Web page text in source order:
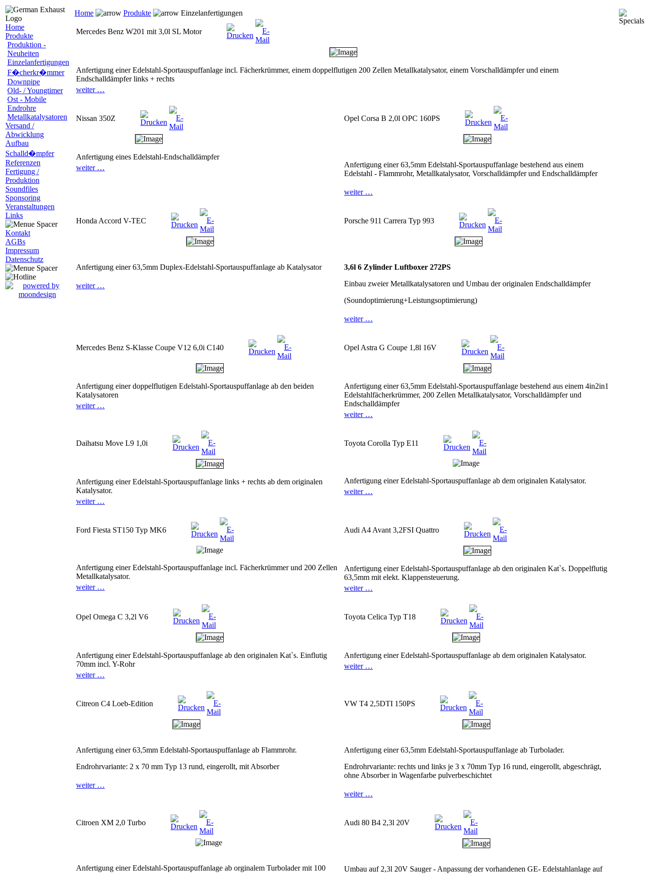
Home
Produkte
Produktion -
Neuheiten
Einzelanfertigungen
F�cherkr�mmer
Downpipe
Old- / Youngtimer
Ost - Mobile
Endrohre
Metallkatalysatoren
Versand /
Abwicklung
Aufbau
Schalld�mpfer
Referenzen
Fertigung /
Produktion
Soundfiles
Sponsoring
Veranstaltungen
Links
Kontakt
AGBs
Impressum
Datenschutz
Home Produkte Einzelanfertigungen
Mercedes Benz W201 mit 3,0l SL Motor
Anfertigung einer Edelstahl-Sportauspuffanlage incl. Fächerkrümmer, einem doppelflutigen 200 Zellen Metallkatalysator, einem Vorschalldämpfer und einem
Endschalldämpfer links + rechts
weiter …
Nissan 350Z
Anfertigung eines Edelstahl-Endschalldämpfer
weiter …
Opel Corsa B 2,0l OPC 160PS
Anfertigung einer 63,5mm Edelstahl-Sportauspuffanlage bestehend aus einem
Edelstahl - Flammrohr, Metallkatalysator, Vorschalldämpfer und Endschalldämpfer
weiter …
Honda Accord V-TEC
Anfertigung einer 63,5mm Duplex-Edelstahl-Sportauspuffanlage ab Katalysator
weiter …
Porsche 911 Carrera Typ 993
3,6l 6 Zylinder Luftboxer 272PS
Einbau zweier Metallkatalysatoren und Umbau der originalen Endschalldämpfer
(Soundoptimierung+Leistungsoptimierung)
weiter …
Mercedes Benz S-Klasse Coupe V12 6,0i C140
Anfertigung einer doppelflutigen Edelstahl-Sportauspuffanlage ab den beiden
Katalysatoren
weiter …
Opel Astra G Coupe 1,8l 16V
Anfertigung einer 63,5mm Edelstahl-Sportauspuffanlage bestehend aus einem 4in2in1
Edelstahlfächerkrümmer, 200 Zellen Metallkatalysator, Vorschalldämpfer und
Endschalldämpfer
weiter …
Daihatsu Move L9 1,0i
Anfertigung einer Edelstahl-Sportauspuffanlage links + rechts ab dem originalen
Katalysator.
weiter …
Toyota Corolla Typ E11
Anfertigung einer Edelstahl-Sportauspuffanlage ab dem originalen Katalysator.
weiter …
Ford Fiesta ST150 Typ MK6
Anfertigung einer Edelstahl-Sportauspuffanlage incl. Fächerkrümmer und 200 Zellen
Metallkatalysator.
weiter …
Audi A4 Avant 3,2FSI Quattro
Anfertigung einer Edelstahl-Sportauspuffanlage ab den originalen Kat`s. Doppelflutig
63,5mm mit elekt. Klappensteuerung.
weiter …
Opel Omega C 3,2l V6
Anfertigung einer Edelstahl-Sportauspuffanlage ab den originalen Kat`s. Einflutig
70mm incl. Y-Rohr
weiter …
Toyota Celica Typ T18
Anfertigung einer Edelstahl-Sportauspuffanlage ab dem originalen Katalysator.
weiter …
Citreon C4 Loeb-Edition
Anfertigung einer 63,5mm Edelstahl-Sportauspuffanlage ab Flammrohr.
Endrohrvariante: 2 x 70 mm Typ 13 rund, eingerollt, mit Absorber
weiter …
VW T4 2,5DTI 150PS
Anfertigung einer 63,5mm Edelstahl-Sportauspuffanlage ab Turbolader.
Endrohrvariante: rechts und links je 3 x 70mm Typ 16 rund, eingerollt, abgeschrägt,
ohne Absorber in Wagenfarbe pulverbeschichtet
weiter …
Citroen XM 2,0 Turbo
Anfertigung einer Edelstahl-Sportauspuffanlage ab orginalem Turbolader mit 100
Audi 80 B4 2,3l 20V
Umbau auf 2,3l 20V Sauger - Anpassung der vorhandenen GE- Edelstahlanlage auf